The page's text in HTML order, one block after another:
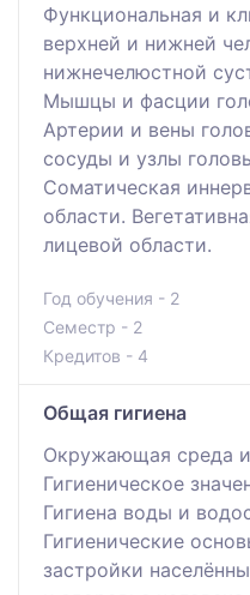
Функциональная и
верхней и нижней
нижнечелюстной
Мышцы и фасции
Артерии и вены
сосуды и узлы
Соматическая
области.
лицевой области.
Год обучения - 2
Семестр - 2
Кредитов - 4
Общая гигиена
Окружающая среда
Гигиеническое
Гигиена воды и
Гигиенические
застройки